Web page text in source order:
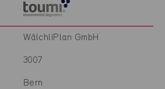
WälchliPlan GmbH
3007
Bern